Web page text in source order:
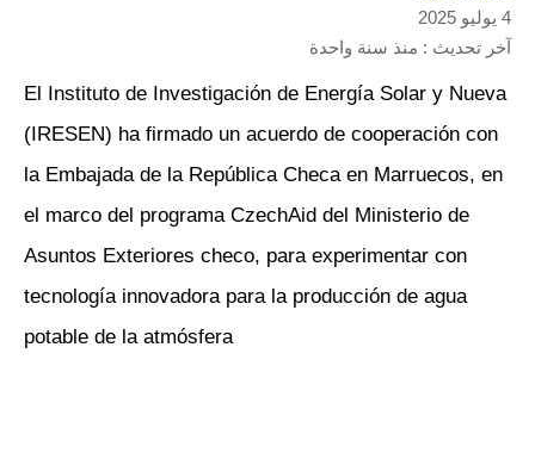
4 يوليو 2025
آخر تحديث : منذ سنة واحدة
El Instituto de Investigación de Energía Solar y Nueva
(IRESEN) ha firmado un acuerdo de cooperación con
la Embajada de la República Checa en Marruecos, en
el marco del programa CzechAid del Ministerio de
Asuntos Exteriores checo, para experimentar con
tecnología innovadora para la producción de agua
potable de la atmósfera